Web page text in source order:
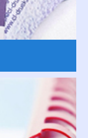
Geschäftsleben
wählen,